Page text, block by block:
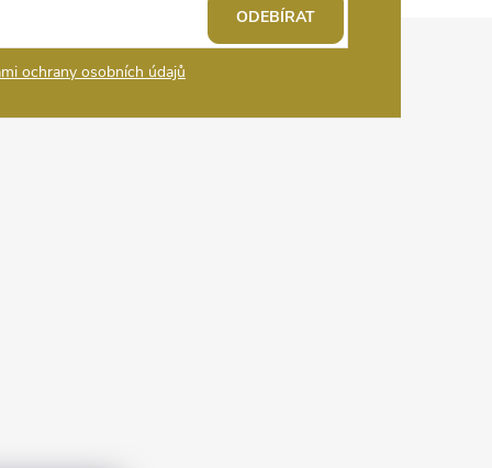
ochrany osobních údajů
ODEBÍRAT